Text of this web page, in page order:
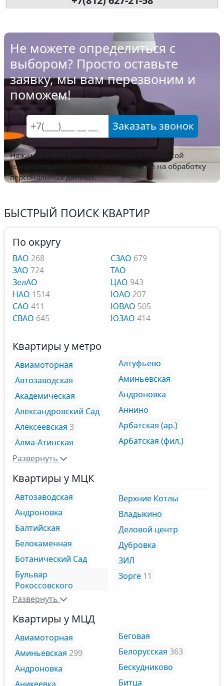
Не можете определиться с
выбором? Просто оставьте
заявку, мы вам перезвоним и
поможем!
Заказать звонок
Нажимая кнопку вы соглашаетесь с
политикой
конфиденциальности и даете согласие на обработку
персональных данных.
БЫСТРЫЙ ПОИСК КВАРТИР
По округу
ВАО 268
ЗАО 724
ЗелАО
НАО 1514
САО 411
СВАО 645
СЗАО 679
ТАО
ЦАО 943
ЮАО 207
ЮВАО 505
ЮЗАО 414
Квартиры у метро
Авиамоторная
Автозаводская
Академическая
Александровский Сад
Алексеевская 3
Алма-Атинская
Алтуфьево
Аминьевская
Андроновка
Аннино
Арбатская (ар.)
Арбатская (фил.)
Развернуть
Квартиры у МЦК
Автозаводская
Андроновка
Балтийская
Белокаменная
Ботанический Сад
Бульвар
Рокоссовского
Верхние Котлы
Владыкино
Деловой центр
Дубровка
ЗИЛ
Зорге 11
Развернуть
Квартиры у МЦД
Авиамоторная
Аминьевская 299
Андроновка
Аникеевка
Беговая
Белорусская 363
Бескудниково
Битца